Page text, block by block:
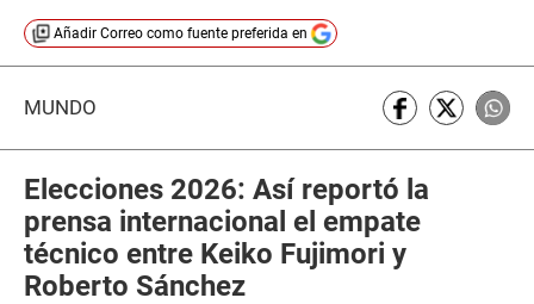
Añadir Correo como fuente preferida en
MUNDO
Elecciones 2026: Así reportó la
prensa internacional el empate
técnico entre Keiko Fujimori y
Roberto Sánchez